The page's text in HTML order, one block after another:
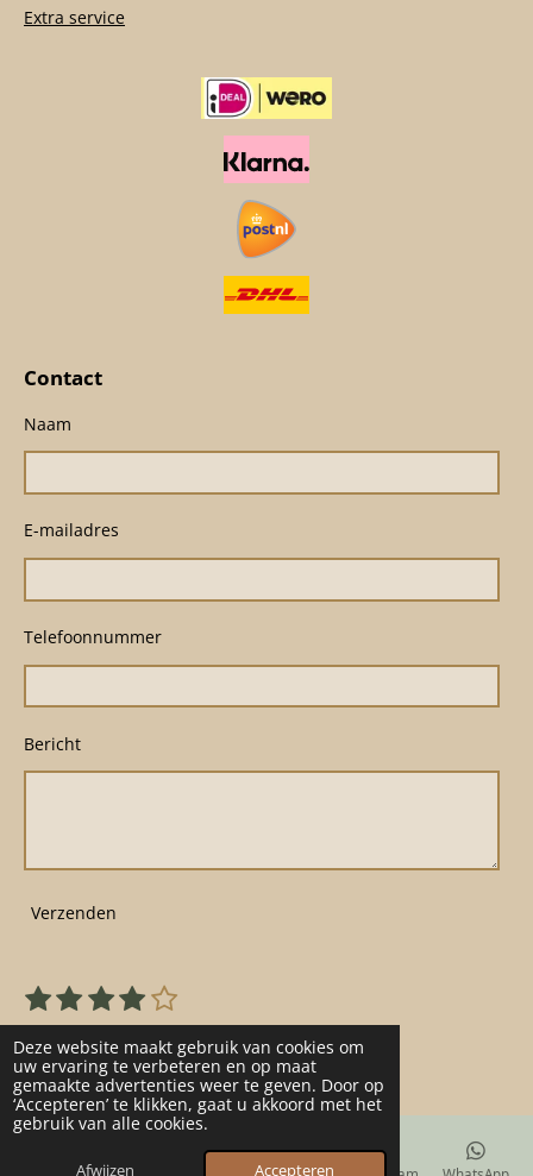
Deze website maakt gebruik van cookies om
uw ervaring te verbeteren en op maat
gemaakte advertenties weer te geven. Door op
‘Accepteren’ te klikken, gaat u akkoord met het
gebruik van alle cookies.
Afwijzen Accepteren
Extra service
Contact
Naam
E-mailadres
Telefoonnummer
Bericht
Verzenden
R
a
t
i
n
1
s
t
e
r
2
s
t
e
r
r
3
s
t
e
r
r
4
s
t
e
r
r
5
s
t
e
r
r
S
e
m
m
e
n
22 stemmen